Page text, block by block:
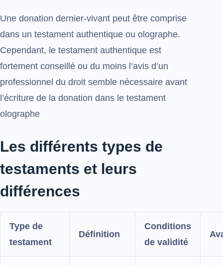
Une donation dernier-vivant peut être comprise
dans un testament authentique ou olographe.
Cependant, le testament authentique est
fortement conseillé ou du moins l’avis d’un
professionnel du droit semble nécessaire avant
l’écriture de la donation dans le testament
olographe
Les différents types de
testaments et leurs
différences
Type de
testament
Définition
Conditions
de validité